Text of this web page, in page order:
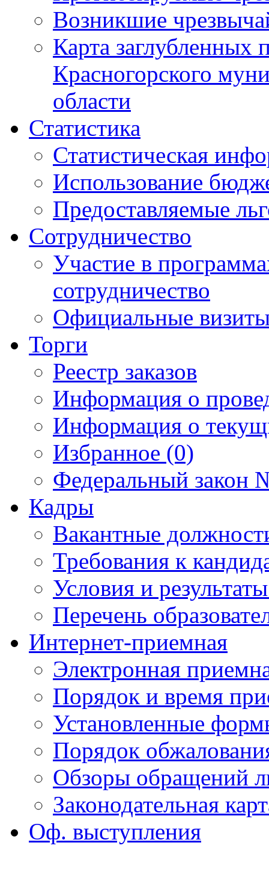
Возникшие
Карта
Красногорского
области
Статистика
Статистическая
Использование
Предоставляемые
Сотрудничество
Участие в
сотрудничество
Официальные
Торги
Реестр заказов
Информация о
Информация о
Избранное (0)
Федеральный закон
Кадры
Вакантные
Требования к
Условия и
Перечень
Интернет-приемная
Электронная
Порядок и время
Установленные
Порядок
Обзоры обращений
Законодательная
Оф. выступления